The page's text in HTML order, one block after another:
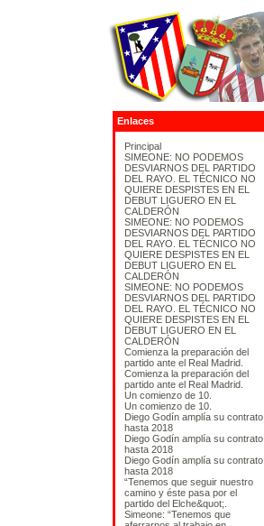
Enlaces
Principal
SIMEONE: NO PODEMOS
DESVIARNOS DEL PARTIDO
DEL RAYO. EL TÉCNICO NO
QUIERE DESPISTES EN EL
DEBUT LIGUERO EN EL
CALDERÓN
SIMEONE: NO PODEMOS
DESVIARNOS DEL PARTIDO
DEL RAYO. EL TÉCNICO NO
QUIERE DESPISTES EN EL
DEBUT LIGUERO EN EL
CALDERÓN
SIMEONE: NO PODEMOS
DESVIARNOS DEL PARTIDO
DEL RAYO. EL TÉCNICO NO
QUIERE DESPISTES EN EL
DEBUT LIGUERO EN EL
CALDERÓN
Comienza la preparación del
partido ante el Real Madrid.
Comienza la preparación del
partido ante el Real Madrid.
Un comienzo de 10.
Un comienzo de 10.
Diego Godín amplía su contrato
hasta 2018
Diego Godín amplía su contrato
hasta 2018
Diego Godín amplía su contrato
hasta 2018
“Tenemos que seguir nuestro
camino y éste pasa por el
partido del Elche&quot;.
Simeone: “Tenemos que